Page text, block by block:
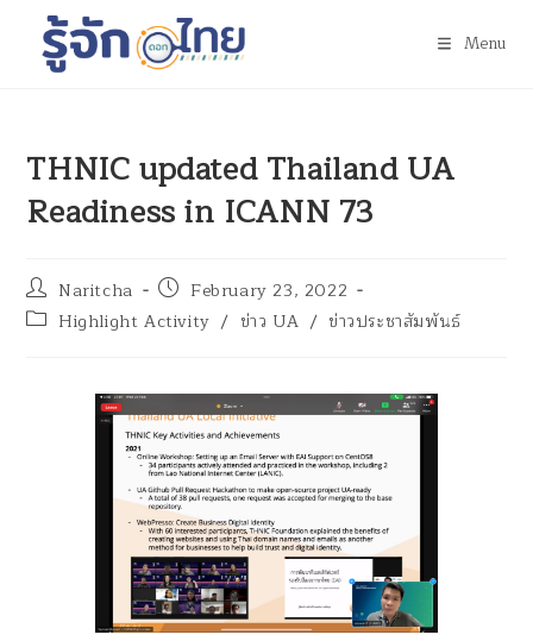
Menu
THNIC updated Thailand UA
Readiness in ICANN 73
Naritcha
February 23, 2022
Highlight Activity / ข่าว UA / ข่าวประชาสัมพันธ์